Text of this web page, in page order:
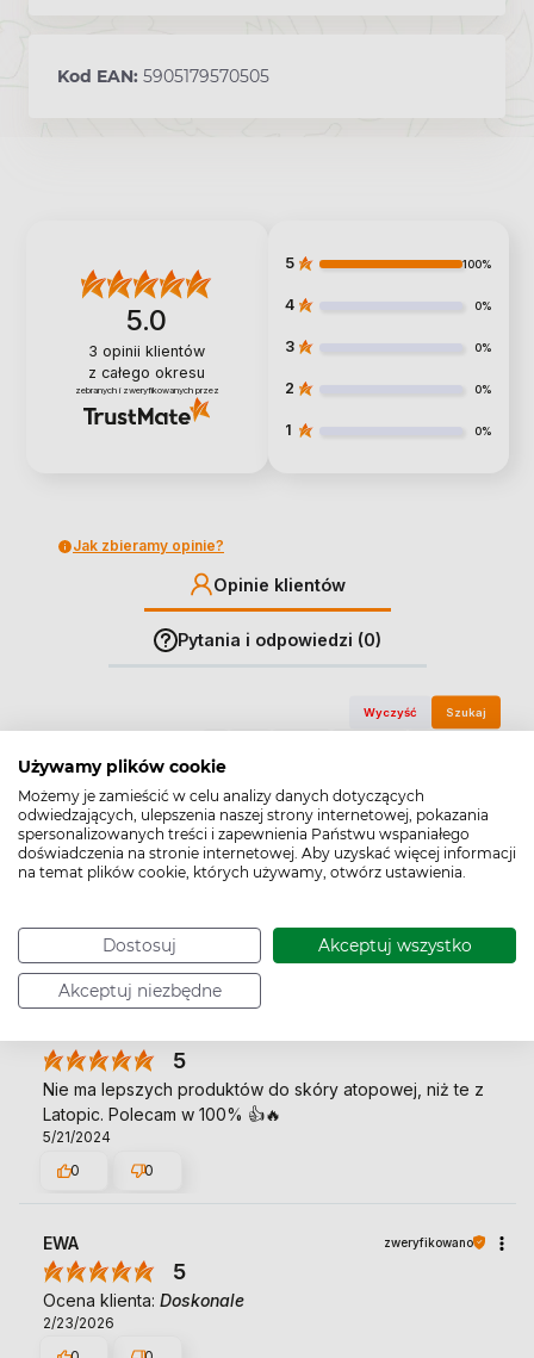
Używamy plików cookie
Możemy je zamieścić w celu analizy danych dotyczących
odwiedzających, ulepszenia naszej strony internetowej, pokazania
spersonalizowanych treści i zapewnienia Państwu wspaniałego
doświadczenia na stronie internetowej. Aby uzyskać więcej informacji
na temat plików cookie, których używamy, otwórz ustawienia.
Dostosuj Akceptuj wszystko
Akceptuj niezbędne
Kod EAN: 5905179570505
5.0
3 opinii klientów
z całego okresu
zebranych i zweryfikowanych przez
5 100%
4 0%
3 0%
2 0%
1 0%
Jak zbieramy opinie?
Opinie klientów
Pytania i odpowiedzi (0)
Wyczyść Szukaj
EWA zweryfikowano
5
4/7/2026
0
0
5
Nie ma lepszych produktów do skóry atopowej, niż te z
Latopic. Polecam w 100% 👍️🔥
5/21/2024
0
0
EWA zweryfikowano
5
Ocena klienta: Doskonale
2/23/2026